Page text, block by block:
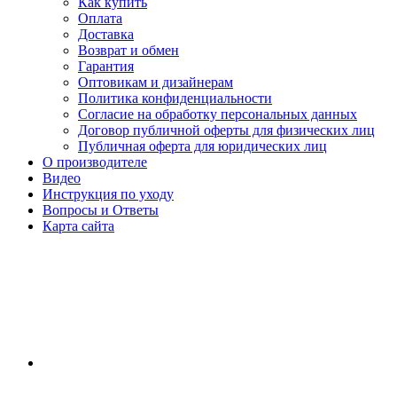
Оплата
Доставка
Возврат и обмен
Гарантия
Оптовикам и дизайнерам
Политика конфиденциальности
Согласие на обработку персональных данных
Договор публичной оферты для физических лиц
Публичная оферта для юридических лиц
О производителе
Видео
Инструкция по уходу
Вопросы и Ответы
Карта сайта